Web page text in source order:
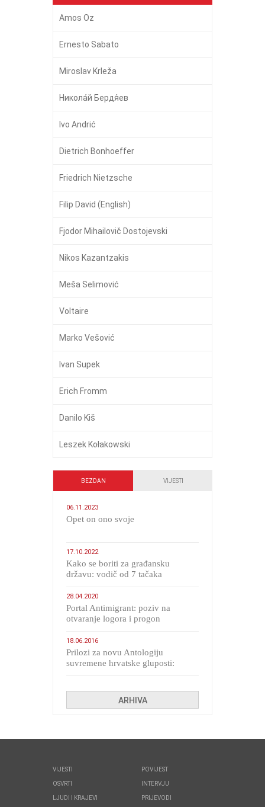
Amos Oz
Ernesto Sabato
Miroslav Krleža
Никола́й Бердя́ев
Ivo Andrić
Dietrich Bonhoeffer
Friedrich Nietzsche
Filip David (English)
Fjodor Mihailovič Dostojevski
Nikos Kazantzakis
Meša Selimović
Voltaire
Marko Vešović
Ivan Supek
Erich Fromm
Danilo Kiš
Leszek Kołakowski
BEZDAN VIJESTI
06.11.2023
​Opet on ono svoje
17.10.2022
Kako se boriti za građansku
državu: vodič od 7 tačaka
28.04.2020
Portal Antimigrant: poziv na
otvaranje logora i progon
18.06.2016
Prilozi za novu Antologiju
suvremene hrvatske gluposti:
ARHIVA
VIJESTI
OSVRTI
LJUDI I KRAJEVI
POVIJEST
INTERVJU
PRIJEVODI